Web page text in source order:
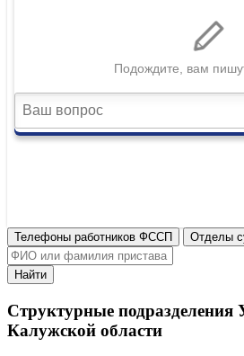
Телефоны работников ФССП Отделы
Найти
Структурные
Калужской области